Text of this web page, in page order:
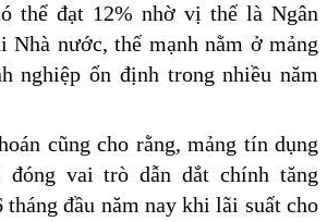
thể đạt 12% nhờ vị thế là Ngân
Nhà nước, thế mạnh nằm ở mảng
nghiệp ổn định trong nhiều năm
cũng cho rằng, mảng tín dụng
đóng vai trò dẫn dắt chính tăng
đầu năm nay khi lãi suất cho